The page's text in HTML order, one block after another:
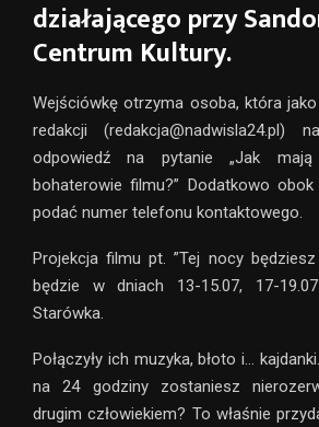
działającego przy
Centrum Kultury.
Wejściówkę otrzyma osoba, która
redakcji (redakcja@nadwisla24.pl)
odpowiedź na pytanie „Jak
bohaterowie filmu?” Dodatkowo
podać numer telefonu kontaktowego.
Projekcja filmu pt. ”Tej nocy
będzie w dniach 13-15.07, 17-
Starówka.
Połączyły ich muzyka, błoto i…
na 24 godziny zostaniesz
drugim człowiekiem? To właśnie